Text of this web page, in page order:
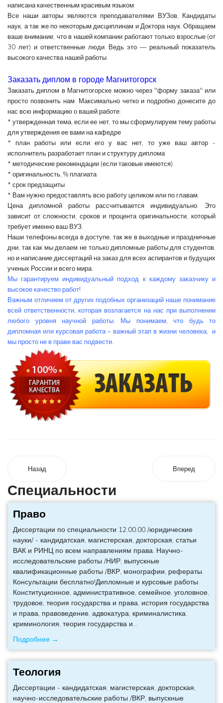
написана качественным красивым языком.
Все наши авторы являются преподавателями ВУЗов, Кандидаты
наук, а так же по некоторым дисциплинам и Доктора наук. Обращаем
ваше внимание, что в нашей компании работают только взрослые (от
30 лет) и ответственные люди. Ведь это — реальный показатель
высокого качества нашей работы.
Заказать диплом в городе Магнитогорск
Заказать диплом в Магнитогорске можно через "форму заказа" или
просто позвонить нам. Максимально четко и подробно донесите до
нас всю информацию о вашей работе:
* утвержденная тема, если ее нет, то мы сформулируем тему работы
для утверждения ее вами на кафедре
* план работы или если его у вас нет, то уже ваш автор -
исполнитель разработает план и структуру диплома
* методические рекомендации (если таковые имеются)
* оригинальность, % плагиата
* срок предзащиты
* Вам нужно предоставлять всю работу целиком или по главам.
Цена дипломной работы рассчитывается индивидуально. Это
зависит от сложности, сроков и процента оригинальности, который
требует именно ваш ВУЗ.
Наши телефоны всегда в доступе, так же в выходные и праздничные
дни, так как мы делаем не только дипломные работы для студентов,
но и написание диссертаций на заказ для всех аспирантов и будущих
ученых России и всего мира.
Мы гарантируем индивидуальный подход к каждому заказчику и
высокое качество работ!
Важным отличием от других подобных организаций наше понимание
всей ответственности, которая возлагается на нас при выполнении
любого уровня научной работы. Мы понимаем, что будь то
дипломная или курсовая работа – важный этап в жизни человека, и
мы просто не в праве вас подвести.
Назад Вперед
Специальности
Право
Диссертации по специальности 12.00.00 /юридические
науки/ - кандидатская, магистерская, докторская, статьи
ВАК и РИНЦ по всем направлениям права. Научно-
исследовательские работы /НИР, выпускные
квалификационные работы /ВКР, монографии, рефераты.
Консультации бесплатно!Дипломные и курсовые работы.
Конституционное, административное, семейное, уголовное,
трудовое, теория государства и права, история государства
и права, правоведение, адвокатура, криминалистика,
криминология, теория государства и…
Подробнее →
Теология
Диссертации - кандидатская, магистерская, докторская,
научно-исследовательские работы /ВКР, выпускные